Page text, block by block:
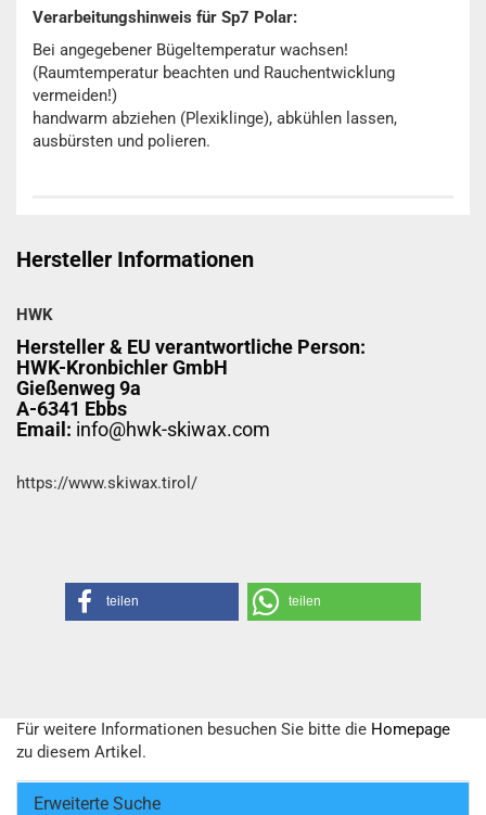
Verarbeitungshinweis für Sp7 Polar:
Bei angegebener Bügeltemperatur wachsen!
(Raumtemperatur beachten und Rauchentwicklung
vermeiden!)
handwarm abziehen (Plexiklinge), abkühlen lassen,
ausbürsten und polieren.
Hersteller Informationen
HWK
Hersteller & EU verantwortliche Person:
HWK-Kronbichler GmbH
Gießenweg 9a
A-6341 Ebbs
Email: info@hwk-skiwax.com
https://www.skiwax.tirol/
teilen teilen
Für weitere Informationen besuchen Sie bitte die Homepage
zu diesem Artikel.
Erweiterte Suche